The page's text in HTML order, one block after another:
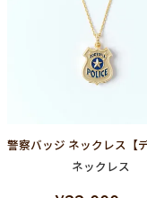
ネックレス